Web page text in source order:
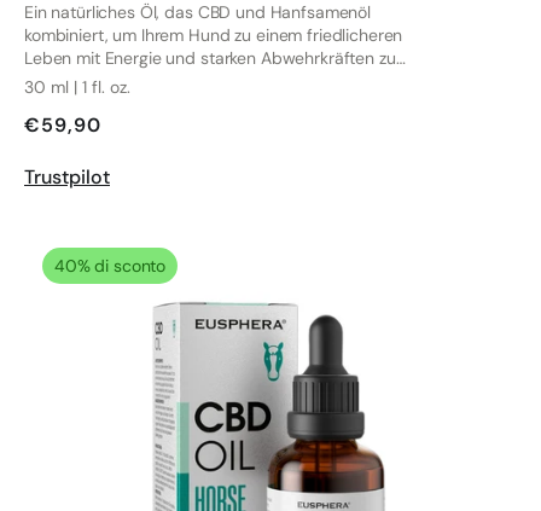
Ein natürliches Öl, das CBD und Hanfsamenöl
kombiniert, um Ihrem Hund zu einem friedlicheren
Leben mit Energie und starken Abwehrkräften zu
verhelfen.
30 ml | 1 fl. oz.
€59,90
Trustpilot
40% di sconto